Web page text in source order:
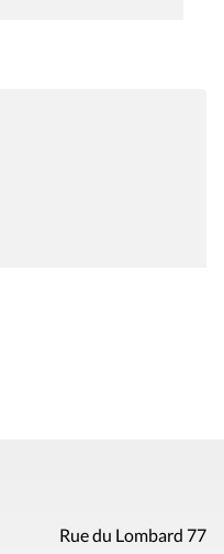
Rue du Lombard 77